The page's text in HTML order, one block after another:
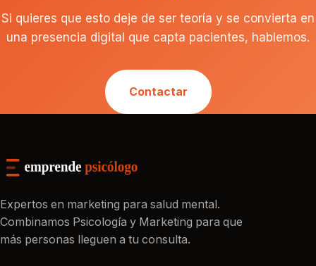
Si quieres que esto deje de ser teoría y se convierta en
una presencia digital que capta pacientes, hablemos.
Contactar
Expertos en marketing para salud mental.
Combinamos Psicología y Marketing para que
más personas lleguen a tu consulta.